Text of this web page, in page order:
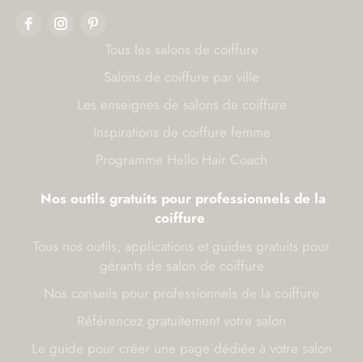
Tous les salons de coiffure
Salons de coiffure par ville
Les enseignes de salons de coiffure
Inspirations de coiffure femme
Programme Hello Hair Coach
Nos outils gratuits pour professionnels de la
coiffure
Tous nos outils, applications et guides gratuits pour
gérants de salon de coiffure
Nos conseils pour professionnels de la coiffure
Référencez gratuitement votre salon
Le guide pour créer une page dédiée à votre salon